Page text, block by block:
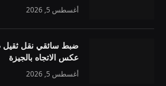
أغسطس 5, 2026
ضبط سائقي نقل ثقيل
عكس الاتجاه بالجيزة
أغسطس 5, 2026